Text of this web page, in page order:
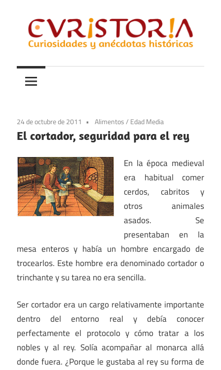
contenido
Curistoria
y
anécdotas
historia
24 de octubre de 2011 Alimentos/ Edad Media
El cortador, seguridad para el rey
En la época medieval
era habitual comer
cerdos, cabritos y
otros animales
asados. Se
presentaban en la
mesa enteros y había un hombre encargado de
trocearlos. Este hombre era denominado cortador o
trinchante y su tarea no era sencilla.
Ser cortador era un cargo relativamente importante
dentro del entorno real y debía conocer
perfectamente el protocolo y cómo tratar a los
nobles y al rey. Solía acompañar al monarca allá
donde fuera. ¿Porque le gustaba al rey su forma de